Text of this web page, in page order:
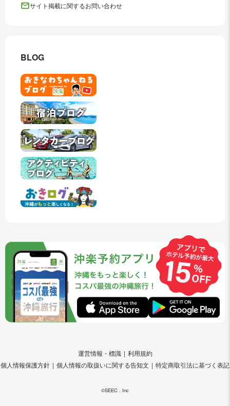
サイト掲載に関するお問い合わせ
BLOG
運営情報・標識
利用規約
個人情報保護方針
個人情報の取扱いに関する告知文 特定商取引法に基づく表記
©SEEC . Inc